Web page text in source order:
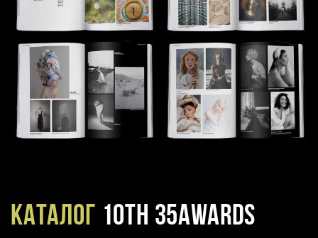
Каталог 10TH 35AWARDS